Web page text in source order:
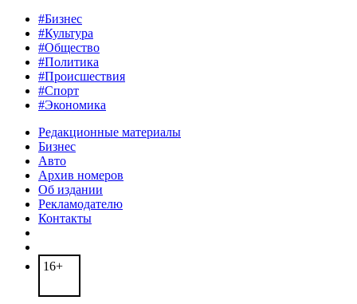
#Бизнес
#Культура
#Общество
#Политика
#Происшествия
#Спорт
#Экономика
Редакционные материалы
Бизнес
Авто
Архив номеров
Об издании
Рекламодателю
Контакты
16+